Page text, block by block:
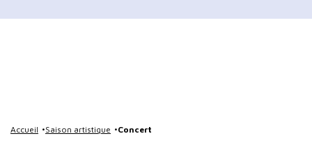
Accueil Saison artistique Concert